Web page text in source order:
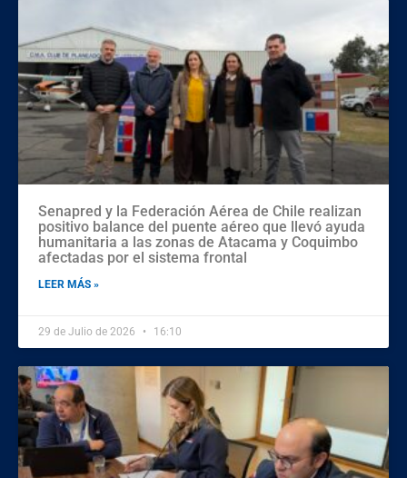
Senapred y la Federación Aérea de Chile realizan
positivo balance del puente aéreo que llevó ayuda
humanitaria a las zonas de Atacama y Coquimbo
afectadas por el sistema frontal
LEER MÁS »
29 de Julio de 2026 16:10